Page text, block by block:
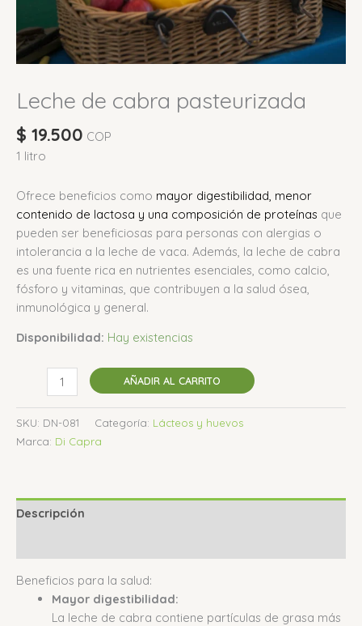
Leche de cabra pasteurizada
$ 19.500 COP
1 litro
Ofrece beneficios como mayor digestibilidad, menor
contenido de lactosa y una composición de proteínas que
pueden ser beneficiosas para personas con alergias o
intolerancia a la leche de vaca. Además, la leche de cabra
es una fuente rica en nutrientes esenciales, como calcio,
fósforo y vitaminas, que contribuyen a la salud ósea,
inmunológica y general.
Disponibilidad: Hay existencias
AÑADIR AL CARRITO
SKU: DN-081 Categoría: Lácteos y huevos
Marca: Di Capra
Descripción
Beneficios para la salud:
Mayor digestibilidad:
La leche de cabra contiene partículas de grasa más